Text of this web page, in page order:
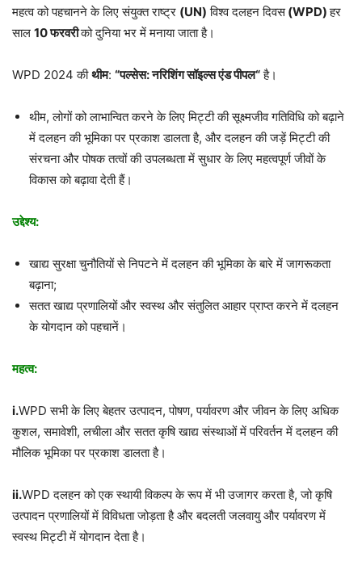
महत्व को पहचानने के लिए संयुक्त राष्ट्र (UN) विश्व दलहन दिवस(WPD)हर
साल 10फरवरीको दुनिया भर में मनाया जाता है।
WPD 2024 कीथीम: “पल्सेस: नरिशिंग सॉइल्स एंड पीपल“है।
थीम, लोगों को लाभान्वित करने के लिए मिट्टी की सूक्ष्मजीव गतिविधि को बढ़ाने
में दलहन की भूमिका पर प्रकाश डालता है, और दलहन की जड़ें मिट्टी की
संरचना और पोषक तत्वों की उपलब्धता में सुधार के लिए महत्वपूर्ण जीवों के
विकास को बढ़ावा देती हैं।
उद्देश्य:
खाद्य सुरक्षा चुनौतियों से निपटने में दलहन की भूमिका के बारे में जागरूकता
बढ़ाना;
सतत खाद्य प्रणालियों और स्वस्थ और संतुलित आहार प्राप्त करने में दलहन
के योगदान को पहचानें।
महत्व:
i.WPD सभी के लिए बेहतर उत्पादन, पोषण, पर्यावरण और जीवन के लिए अधिक
कुशल, समावेशी, लचीला और सतत कृषि खाद्य संस्थाओं में परिवर्तन में दलहन की
मौलिक भूमिका पर प्रकाश डालता है।
ii.WPD दलहन को एक स्थायी विकल्प के रूप में भी उजागर करता है, जो कृषि
उत्पादन प्रणालियों में विविधता जोड़ता है और बदलती जलवायु और पर्यावरण में
स्वस्थ मिट्टी में योगदान देता है।